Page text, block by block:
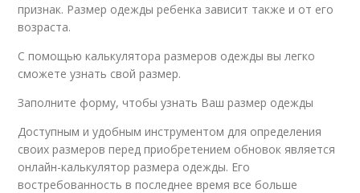
признак. Размер одежды ребенка зависит также и от его
возраста.
С помощью калькулятора размеров одежды вы легко
сможете узнать свой размер.
Заполните форму, чтобы узнать Ваш размер одежды
Доступным и удобным инструментом для определения
своих размеров перед приобретением обновок является
онлайн-калькулятор размера одежды. Его
востребованность в последнее время все больше